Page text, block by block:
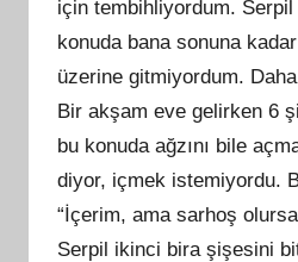
için tembihliyordum.
konuda bana sonuna
üzerine gitmiyordum.
Bir akşam eve gelirken 6
bu konuda ağzını bile
diyor, içmek istemiyordu.
“İçerim, ama sarhoş
Serpil ikinci bira şişesini